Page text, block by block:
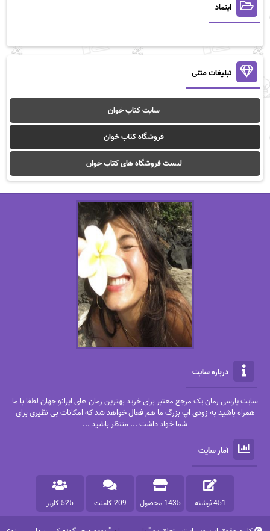
اینماد
تبلیغات متنی
سایت کتاب خوان
فروشگاه کتاب خوان
لیست فروشگاه های کتاب خوان
درباره سایت
سایت پارسی رمان یک مرجع معتبر برای خرید بهترین رمان های ایرانو جهان لطفا با ما
همراه باشید به زودی اپ بزرگ ما هم فعال خواهد شد که امکانات بی نظیری برای
شما خواد داشت ... منتظر باشید ...
آمار سایت
451 نوشته 1435 محصول 209 کامنت 525 کاربر